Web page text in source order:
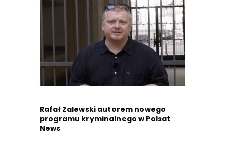
Rafał Zalewski autorem nowego
programu kryminalnego w Polsat
News